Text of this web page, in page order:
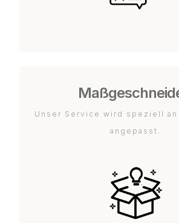
Unser Service wird speziell an
angepasst.